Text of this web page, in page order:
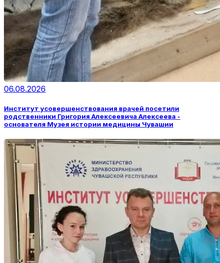
06.08.2026
Институт усовершенствования врачей посетили
родственники Григория Алексеевича Алексеева -
основателя Музея истории медицины Чувашии